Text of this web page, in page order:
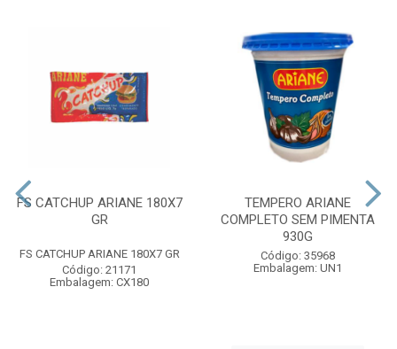
FS CATCHUP ARIANE 180X7
GR
FS CATCHUP ARIANE 180X7 GR
Código: 21171
Embalagem: CX180
TEMPERO ARIANE
COMPLETO SEM PIMENTA
930G
Código: 35968
Embalagem: UN1